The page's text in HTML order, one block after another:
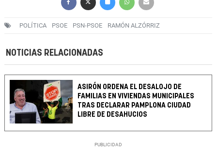
POLÍTICA PSOE PSN-PSOE RAMÓN ALZÓRRIZ
NOTICIAS RELACIONADAS
ASIRÓN ORDENA EL DESALOJO DE
FAMILIAS EN VIVIENDAS MUNICIPALES
TRAS DECLARAR PAMPLONA CIUDAD
LIBRE DE DESAHUCIOS